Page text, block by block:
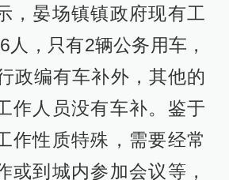
，晏场镇镇政府现有工
人，只有2辆公务用车，
政编有车补外，其他的
作人员没有车补。鉴于
作性质特殊，需要经常
或到城内参加会议等，